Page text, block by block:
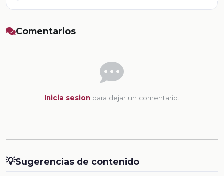
Comentarios
Inicia sesion para dejar un comentario.
💡Sugerencias de contenido